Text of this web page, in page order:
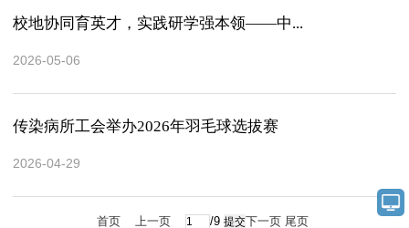
校地协同育英才，实践研学强本领——中...
2026-05-06
传染病所工会举办2026年羽毛球选拔赛
2026-04-29
首页 上一页 /9 下一页 尾页